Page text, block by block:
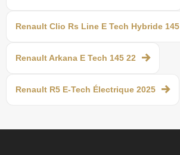
Renault Clio Rs Line E Tech Hybride 145
Renault Arkana E Tech 145 22
Renault R5 E-Tech Électrique 2025